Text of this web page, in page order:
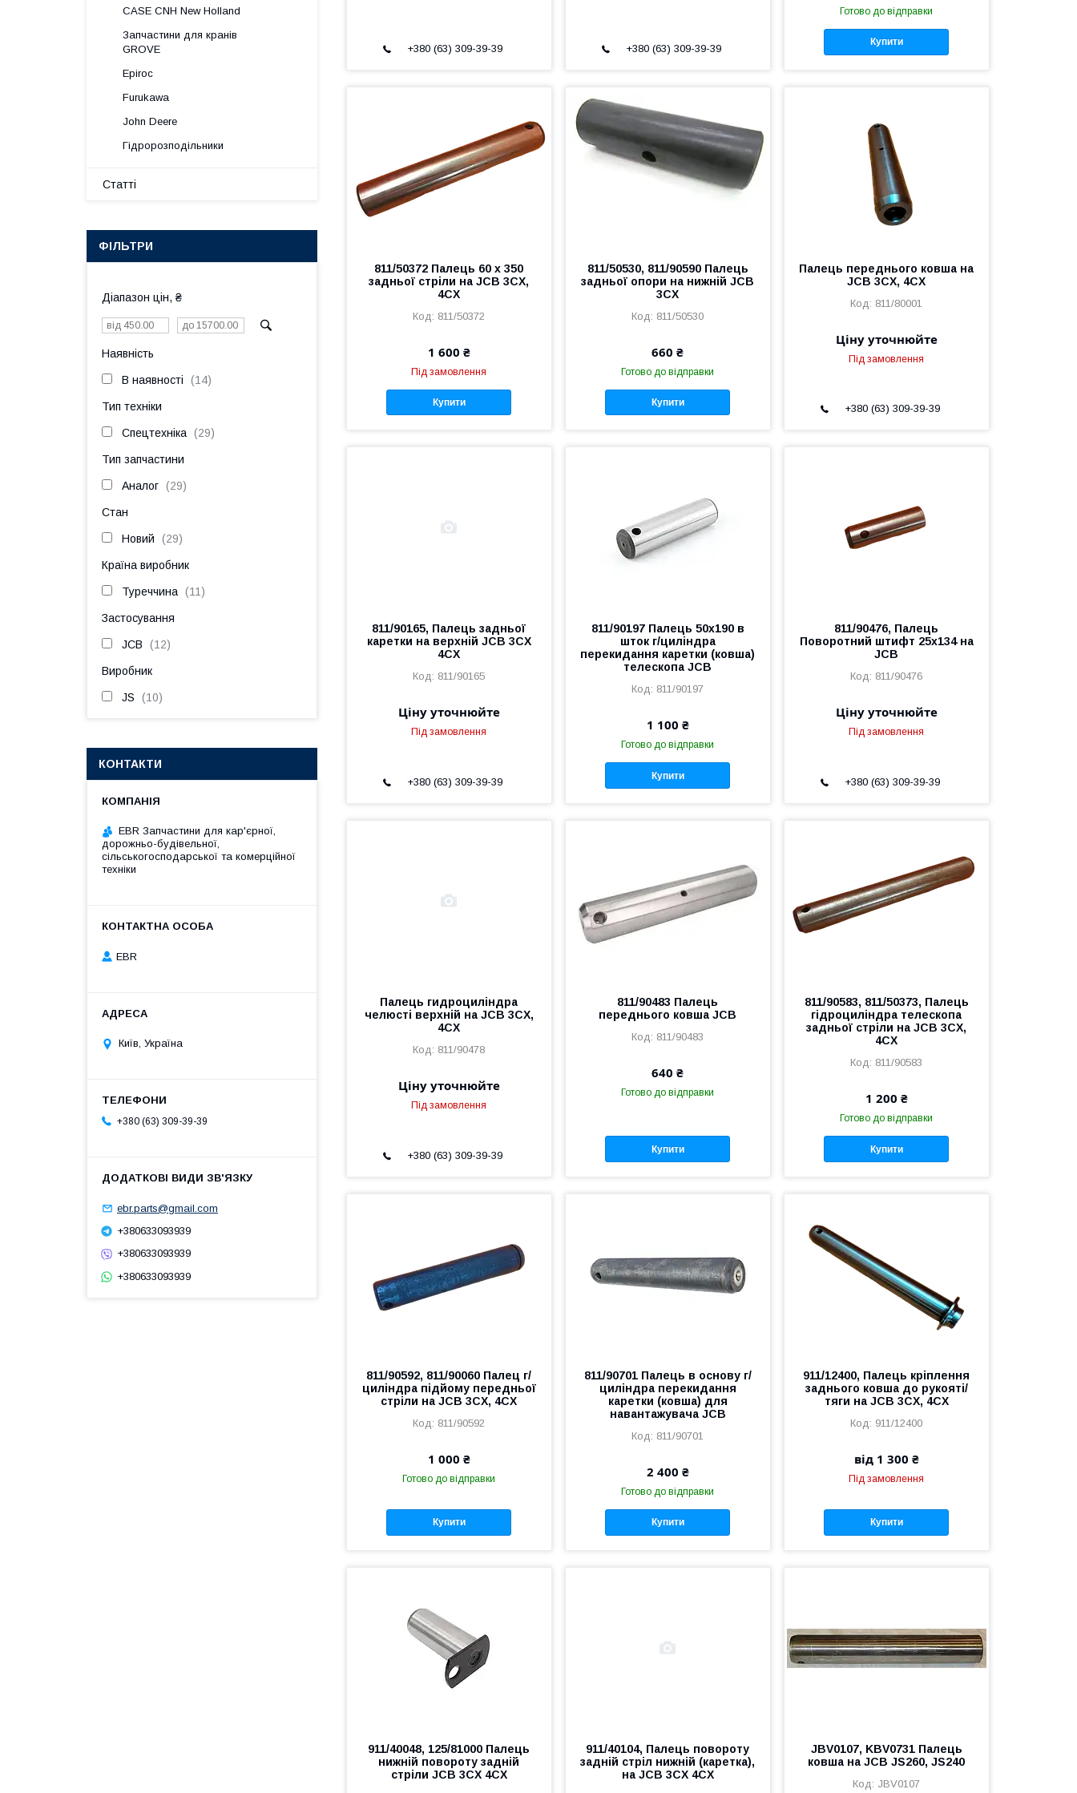
+380 (63) 309-39-39 +380 (63) 309-39-39
Готово до відправки
Купити
811/50372 Палець 60 x 350
задньої стріли на JCB 3CX,
4CX
811/50372
1 600 ₴
Під замовлення
Купити
811/50530, 811/90590 Палець
задньої опори на нижній JCB
3CX
811/50530
660 ₴
Готово до відправки
Купити
Палець переднього ковша на
JCB 3CX, 4CX
811/80001
Ціну уточнюйте
Під замовлення
+380 (63) 309-39-39
811/90165, Палець задньої
каретки на верхній JCB 3CX
4CX
811/90165
Ціну уточнюйте
Під замовлення
+380 (63) 309-39-39
811/90197 Палець 50x190 в
шток г/циліндра
перекидання каретки (ковша)
телескопа JCB
811/90197
1 100 ₴
Готово до відправки
Купити
811/90476, Палець
Поворотний штифт 25х134 на
JCB
811/90476
Ціну уточнюйте
Під замовлення
+380 (63) 309-39-39
Палець гидроциліндра
челюсті верхній на JCB 3CX,
4CX
811/90478
Ціну уточнюйте
Під замовлення
+380 (63) 309-39-39
811/90483 Палець
переднього ковша JCB
811/90483
640 ₴
Готово до відправки
Купити
811/90583, 811/50373, Палець
гідроциліндра телескопа
задньої стріли на JCB 3CX,
4CX
811/90583
1 200 ₴
Готово до відправки
Купити
811/90592, 811/90060 Палец г/
циліндра підйому передньої
стріли на JCB 3CX, 4CX
811/90592
1 000 ₴
Готово до відправки
Купити
811/90701 Палець в основу г/
циліндра перекидання
каретки (ковша) для
навантажувача JCB
811/90701
2 400 ₴
Готово до відправки
Купити
911/12400, Палець кріплення
заднього ковша до рукояті/
тяги на JCB 3CX, 4CX
911/12400
від 1 300 ₴
Під замовлення
Купити
911/40048, 125/81000 Палець
нижній повороту задній
стріли JCB 3CX 4CX
911/40104, Палець повороту
задній стріл нижній (каретка),
на JCB 3CX 4CX
JBV0107, KBV0731 Палець
ковша на JCB JS260, JS240
JBV0107
CASE CNH New Holland
Запчастини для кранів
GROVE
Epiroc
Furukawa
John Deere
Гідророзподільники
Статті
ФІЛЬТРИ
Діапазон цін, ₴
Наявність
В наявності 14
Тип техніки
Спецтехніка 29
Тип запчастини
Аналог 29
Стан
Новий 29
Країна виробник
Туреччина 11
Застосування
JCB 12
Виробник
JS 10
КОНТАКТИ
EBR Запчастини для кар'єрної,
дорожньо-будівельної,
сільськогосподарської та комерційної
техніки
EBR
Київ, Україна
+380 (63) 309-39-39
ebr.parts@gmail.com
+380633093939
+380633093939
+380633093939